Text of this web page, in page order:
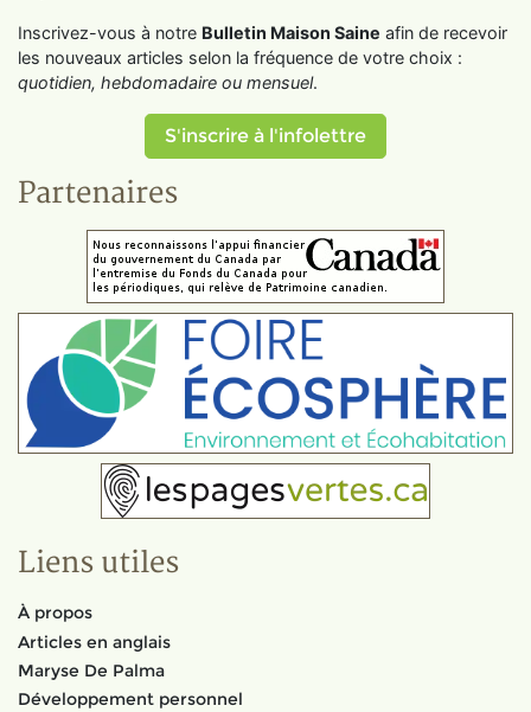
Inscrivez-vous à notre Bulletin Maison Saine afin de recevoir
les nouveaux articles selon la fréquence de votre choix :
quotidien, hebdomadaire ou mensuel.
S'inscrire à l'infolettre
Partenaires
Liens utiles
À propos
Articles en anglais
Maryse De Palma
Développement personnel